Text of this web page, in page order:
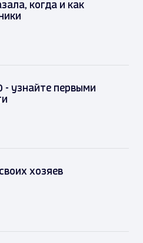
когда и как
- узнайте первыми
хозяев